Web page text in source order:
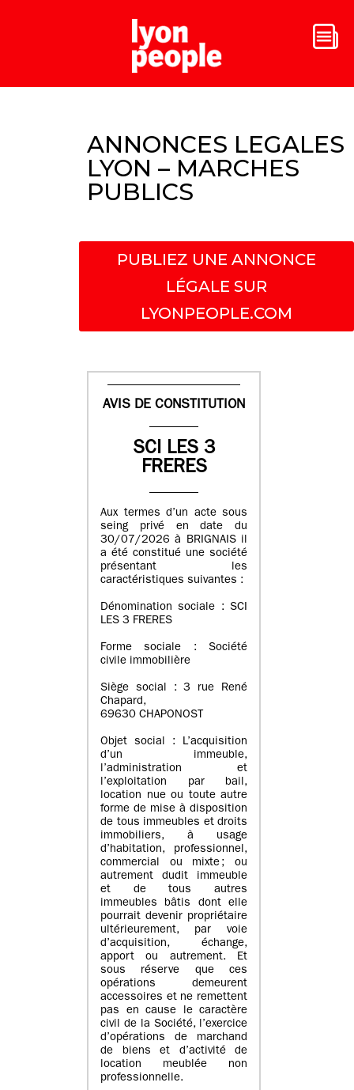
ANNONCES LEGALES
LYON – MARCHES
PUBLICS
PUBLIEZ UNE ANNONCE
LÉGALE SUR
LYONPEOPLE.COM
AVIS DE CONSTITUTION
SCI LES 3
FRERES
Aux termes d’un acte sous
seing privé en date du
30/07/2026 à BRIGNAIS il
a été constitué une société
présentant les
caractéristiques suivantes :
Dénomination sociale : SCI
LES 3 FRERES
Forme sociale : Société
civile immobilière
Siège social : 3 rue René
Chapard,
69630 CHAPONOST
Objet social : L’acquisition
d’un immeuble,
l’administration et
l’exploitation par bail,
location nue ou toute autre
forme de mise à disposition
de tous immeubles et droits
immobiliers, à usage
d’habitation, professionnel,
commercial ou mixte ; ou
autrement dudit immeuble
et de tous autres
immeubles bâtis dont elle
pourrait devenir propriétaire
ultérieurement, par voie
d’acquisition, échange,
apport ou autrement. Et
sous réserve que ces
opérations demeurent
accessoires et ne remettent
pas en cause le caractère
civil de la Société, l’exercice
d’opérations de marchand
de biens et d’activité de
location meublée non
professionnelle.